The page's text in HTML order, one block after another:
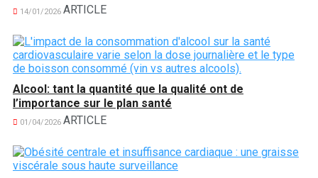
14/01/2026 ARTICLE
Alcool: tant la quantité que la qualité ont de
l’importance sur le plan santé
01/04/2026 ARTICLE